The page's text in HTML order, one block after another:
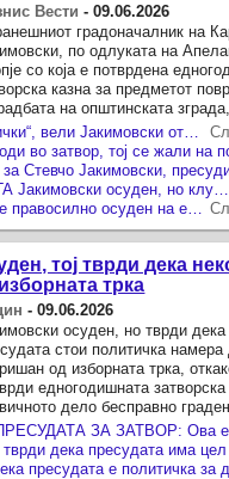
Вести -09.06.2026
градоначалник на
по одлуката на
со која е потврдена
казна за предметот
на општинската
е политички
тој тврди дека
трка
-09.06.2026
осуден, но тврди дека
стои политичка
од изборната трка,
едногодишната затворска
дело бесправно
за злоупотреба на